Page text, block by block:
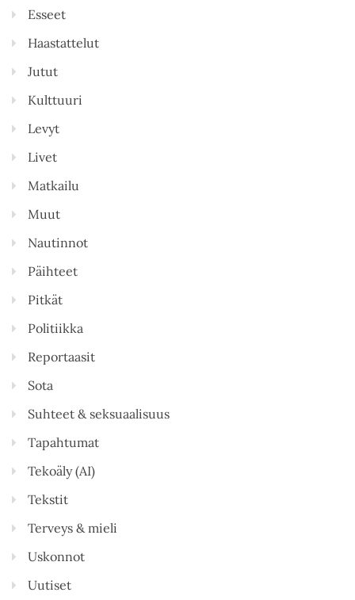
Esseet
Haastattelut
Jutut
Kulttuuri
Levyt
Livet
Matkailu
Muut
Nautinnot
Päihteet
Pitkät
Politiikka
Reportaasit
Sota
Suhteet & seksuaalisuus
Tapahtumat
Tekoäly (AI)
Tekstit
Terveys & mieli
Uskonnot
Uutiset